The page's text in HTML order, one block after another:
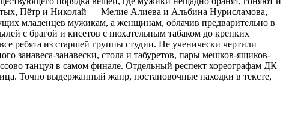
Пётр и Николай — Мелие Алиева и Альбина Нурисламова,
младенцев мужикам, а женщинам, облачив предварительно в
с брагой и кисетов с нюхательным табаком до крепких
ребята из старшей группы студии. Не ученически чертили
занавеса-занавески, стола и табуретов, пары мешков-ящиков-
танцуя в самом финале. Отдельный респект хореографам ДК
Точно выдержанный жанр, постановочные находки в тексте,